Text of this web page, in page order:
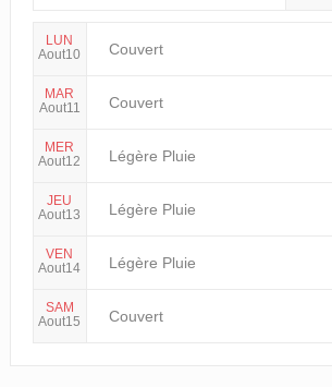
LUN
Aout10
Couvert
MAR
Aout11
Couvert
MER
Aout12
Légère Pluie
JEU
Aout13
Légère Pluie
VEN
Aout14
Légère Pluie
SAM
Aout15
Couvert